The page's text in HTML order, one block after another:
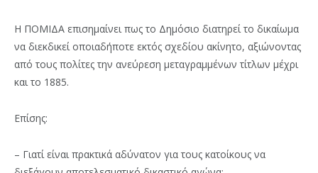
Η ΠΟΜΙΔΑ επισημαίνει πως το Δημόσιο διατηρεί το δικαίωμα
να διεκδικεί οποιαδήποτε εκτός σχεδίου ακίνητο, αξιώνοντας
από τους πολίτες την ανεύρεση μεταγραμμένων τίτλων μέχρι
και το 1885.
Επίσης:
– Γιατί είναι πρακτικά αδύνατον για τους κατοίκους να